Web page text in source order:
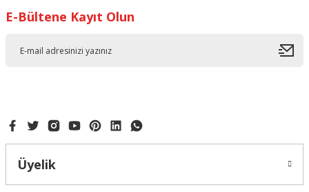
E-Bültene Kayıt Olun
Üyelik